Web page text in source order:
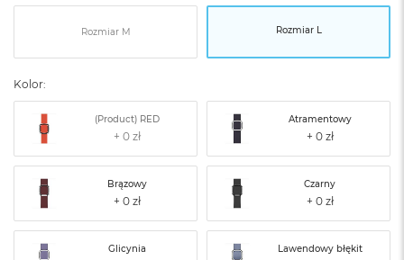
Rozmiar M Rozmiar L
Kolor:
(Product) RED Atramentowy
Brązowy Czarny
Glicynia Lawendowy błękit